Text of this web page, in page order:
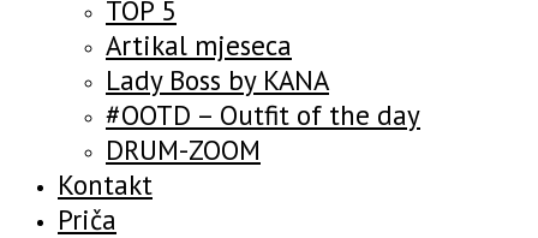
TOP 5
Artikal mjeseca
Lady Boss by KANA
#OOTD – Outfit of the day
DRUM-ZOOM
Kontakt
Priča